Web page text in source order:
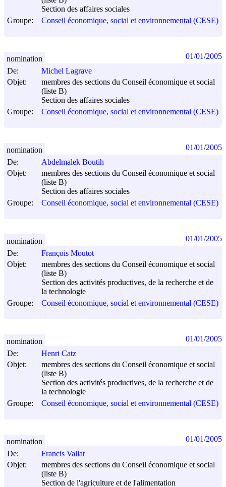
Section des affaires sociales
Groupe:
Conseil économique, social et environnemental (CESE)
De:
Michel Lagrave
Objet:
membres des sections du Conseil économique et social
(liste B)
Section des affaires sociales
Groupe:
Conseil économique, social et environnemental (CESE)
nomination 01/01/2005
De:
Abdelmalek Boutih
Objet:
membres des sections du Conseil économique et social
(liste B)
Section des affaires sociales
Groupe:
Conseil économique, social et environnemental (CESE)
nomination 01/01/2005
De:
François Moutot
Objet:
membres des sections du Conseil économique et social
(liste B)
Section des activités productives, de la recherche et de
la technologie
Groupe:
Conseil économique, social et environnemental (CESE)
nomination 01/01/2005
De:
Henri Catz
Objet:
membres des sections du Conseil économique et social
(liste B)
Section des activités productives, de la recherche et de
la technologie
Groupe:
Conseil économique, social et environnemental (CESE)
nomination 01/01/2005
De:
Francis Vallat
Objet:
membres des sections du Conseil économique et social
(liste B)
Section de l'agriculture et de l'alimentation
nomination 01/01/2005